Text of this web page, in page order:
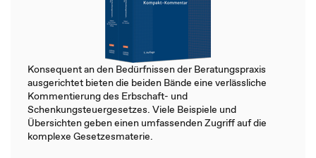
Konsequent an den Bedürfnissen der Beratungspraxis
ausgerichtet bieten die beiden Bände eine verlässliche
Kommentierung des Erbschaft- und
Schenkungsteuergesetzes. Viele Beispiele und
Übersichten geben einen umfassenden Zugriff auf die
komplexe Gesetzesmaterie.